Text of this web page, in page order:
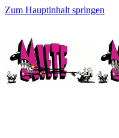
Zum Hauptinhalt springen